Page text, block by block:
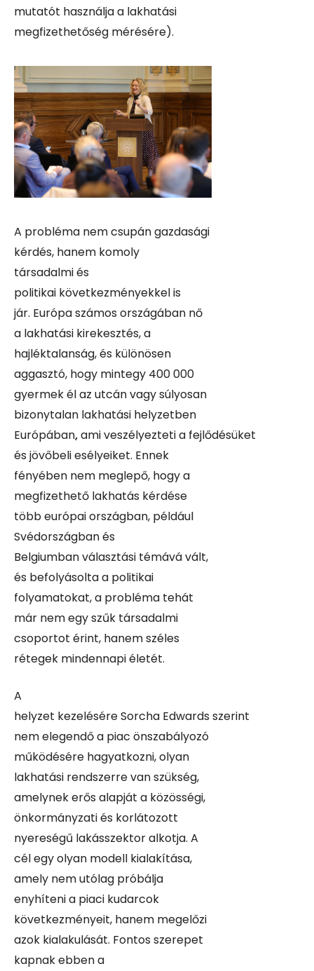
mutatót használja a lakhatási
megfizethetőség mérésére).
A probléma nem csupán gazdasági
kérdés, hanem komoly
társadalmi és
politikai következményekkel is
jár. Európa számos országában nő
a lakhatási kirekesztés, a
hajléktalanság, és különösen
aggasztó, hogy mintegy 400 000
gyermek él az utcán vagy súlyosan
bizonytalan lakhatási helyzetben
Európában,ami veszélyezteti a fejlődésüket
és jövőbeli esélyeiket. Ennek
fényében nem meglepő, hogy a
megfizethető lakhatás kérdése
több európai országban, például
Svédországban és
Belgiumban választási témává vált,
és befolyásolta a politikai
folyamatokat, a probléma tehát
már nem egy szűk társadalmi
csoportot érint, hanem széles
rétegek mindennapi életét.
A
helyzet kezeléséreSorcha Edwards szerint
nem elegendő a piac önszabályozó
működésére hagyatkozni, olyan
lakhatási rendszerre van szükség,
amelynek erős alapját a közösségi,
önkormányzati és korlátozott
nyereségű lakásszektor alkotja. A
cél egy olyan modell kialakítása,
amely nem utólag próbálja
enyhíteni a piaci kudarcok
következményeit, hanem megelőzi
azok kialakulását. Fontos szerepet
kapnak ebben a